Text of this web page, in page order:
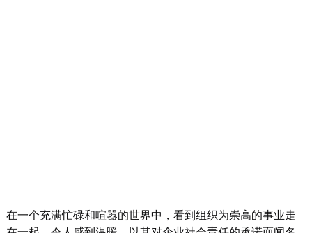
在一个充满忙碌和喧嚣的世界中，看到组织为崇高的事业走